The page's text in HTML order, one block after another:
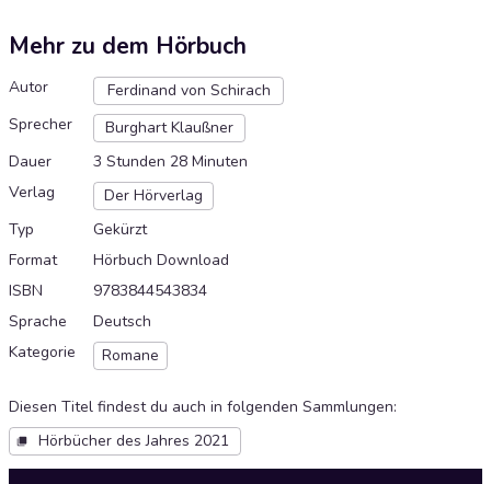
Mehr zu dem Hörbuch
Autor
Ferdinand von Schirach
Sprecher
Burghart Klaußner
Dauer
3 Stunden 28 Minuten
Verlag
Der Hörverlag
Typ
Gekürzt
Format
Hörbuch Download
ISBN
9783844543834
Sprache
Deutsch
Kategorie
Romane
Diesen Titel findest du auch in folgenden Sammlungen:
Hörbücher des Jahres 2021